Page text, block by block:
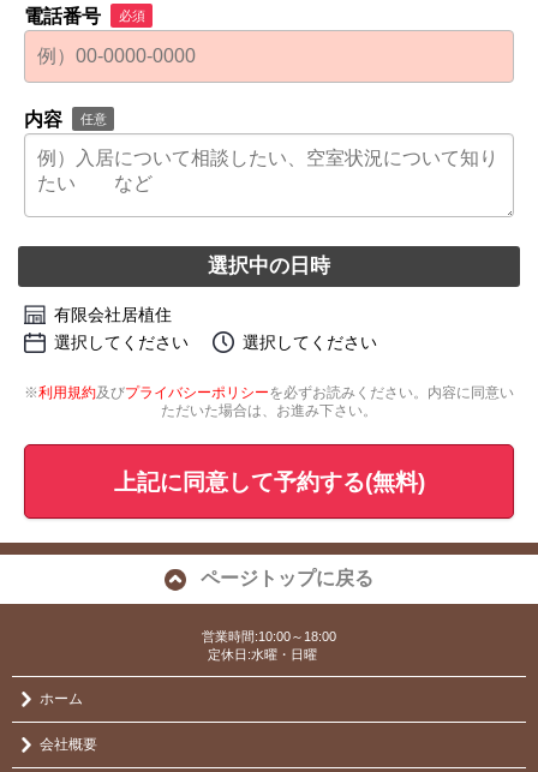
電話番号 必須
内容 任意
選択中の日時
有限会社居植住
選択してください
選択してください
※利用規約及びプライバシーポリシーを必ずお読みください。内容に同意い
ただいた場合は、お進み下さい。
上記に同意して予約する(無料)
ページトップに戻る
営業時間:10:00～18:00
定休日:水曜・日曜
ホーム
会社概要